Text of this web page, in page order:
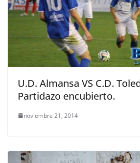
U.D. Almansa VS C.D.
Partidazo encubierto.
noviembre 21, 2014